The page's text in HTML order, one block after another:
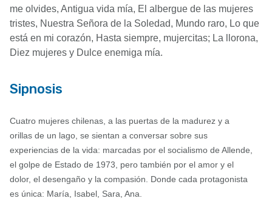
me olvides, Antigua vida mía, El albergue de las mujeres
tristes, Nuestra Señora de la Soledad, Mundo raro, Lo que
está en mi corazón, Hasta siempre, mujercitas; La llorona,
Diez mujeres y Dulce enemiga mía.
Sipnosis
Cuatro mujeres chilenas, a las puertas de la madurez y a
orillas de un lago, se sientan a conversar sobre sus
experiencias de la vida: marcadas por el socialismo de Allende,
el golpe de Estado de 1973, pero también por el amor y el
dolor, el desengaño y la compasión. Donde cada protagonista
es única: María, Isabel, Sara, Ana.